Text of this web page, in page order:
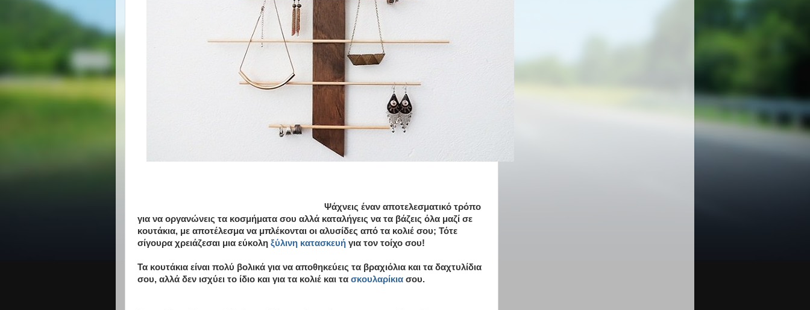
Ψάχνεις έναν αποτελεσματικό τρόπο
για να οργανώνεις τα κοσμήματα σου αλλά καταλήγεις να τα βάζεις όλα μαζί σε
κουτάκια, με αποτέλεσμα να μπλέκονται οι αλυσίδες από τα κολιέ σου; Τότε
σίγουρα χρειάζεσαι μια εύκολη ξύλινη κατασκευή για τον τοίχο σου!
Τα κουτάκια είναι πολύ βολικά για να αποθηκεύεις τα βραχιόλια και τα δαχτυλίδια
σου, αλλά δεν ισχύει το ίδιο και για τα κολιέ και τα σκουλαρίκια σου.